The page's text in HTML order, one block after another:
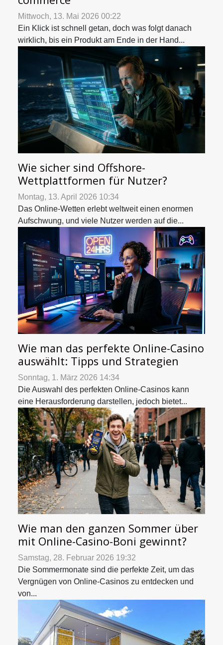
Mittwoch, 13. Mai 2026 00:22
Ein Klick ist schnell getan, doch was folgt danach
wirklich, bis ein Produkt am Ende in der Hand...
Wie sicher sind Offshore-
Wettplattformen für Nutzer?
Montag, 13. April 2026 10:34
Das Online-Wetten erlebt weltweit einen enormen
Aufschwung, und viele Nutzer werden auf die...
Wie man das perfekte Online-Casino
auswählt: Tipps und Strategien
Sonntag, 1. März 2026 14:34
Die Auswahl des perfekten Online-Casinos kann
eine Herausforderung darstellen, jedoch bietet...
Wie man den ganzen Sommer über
mit Online-Casino-Boni gewinnt?
Samstag, 28. Februar 2026 19:32
Die Sommermonate sind die perfekte Zeit, um das
Vergnügen von Online-Casinos zu entdecken und
von...